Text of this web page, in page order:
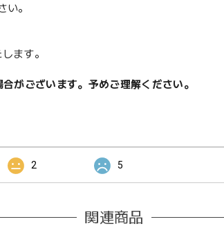
い。
ます。
がございます。予めご理解ください。
2 5
関連商品